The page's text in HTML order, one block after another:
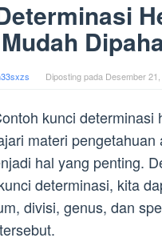
Diposting pada Desember
kunci determinasi
materi pengetahuan
hal yang penting.
determinasi, kita
divisi, genus, dan